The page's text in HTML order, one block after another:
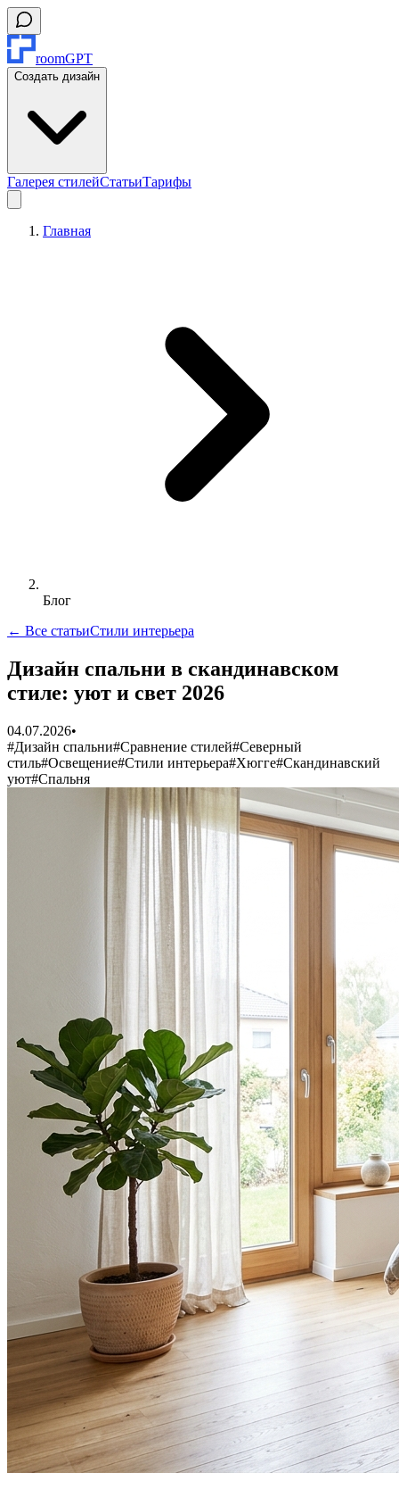
roomGPT
Создать дизайн
Галерея стилейСтатьиТарифы
Главная
Блог
← Все статьиСтили интерьера
Дизайн спальни в скандинавском
стиле: уют и свет 2026
04.07.2026•
#Дизайн спальни#Сравнение стилей#Северный
стиль#Освещение#Стили интерьера#Хюгге#Скандинавский
уют#Спальня